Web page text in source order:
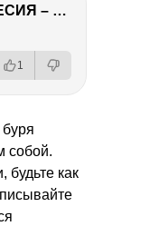
КАРАЧАЕВО-ЧЕРКЕСИЯ – ПУТЕШЕСТВИЕ НА КАВКАЗ часть 2
1
собой.
как